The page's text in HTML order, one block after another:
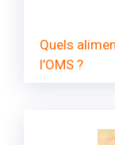
Quels
l’OMS ?